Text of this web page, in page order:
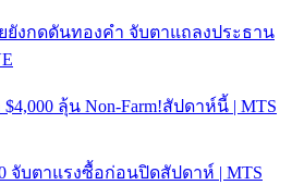
ยังกดดันทองคำ จับตาแถลงประธาน
ลุ้น Non-Farm!สัปดาห์นี้ | MTS
จับตาแรงซื้อก่อนปิดสัปดาห์ | MTS